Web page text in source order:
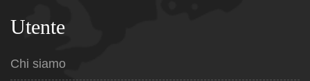
Utente
Chi siamo